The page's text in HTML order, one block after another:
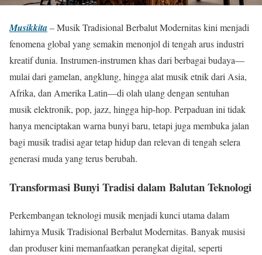
Musikkita– Musik Tradisional Berbalut Modernitas kini menjadi
fenomena global yang semakin menonjol di tengah arus industri
kreatif dunia. Instrumen-instrumen khas dari berbagai budaya—
mulai dari gamelan, angklung, hingga alat musik etnik dari Asia,
Afrika, dan Amerika Latin—di olah ulang dengan sentuhan
musik elektronik, pop, jazz, hingga hip-hop. Perpaduan ini tidak
hanya menciptakan warna bunyi baru, tetapi juga membuka jalan
bagi musik tradisi agar tetap hidup dan relevan di tengah selera
generasi muda yang terus berubah.
Transformasi Bunyi Tradisi dalam Balutan Teknologi
Perkembangan teknologi musik menjadi kunci utama dalam
lahirnya Musik Tradisional Berbalut Modernitas. Banyak musisi
dan produser kini memanfaatkan perangkat digital, seperti